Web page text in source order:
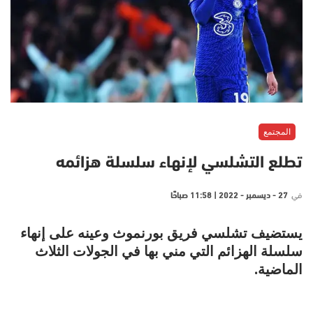
المجتمع
تطلع التشلسي لإنهاء سلسلة هزائمه
في 27 - ديسمبر - 2022 | 11:58 صباحًا
يستضيف تشلسي فريق بورنموث وعينه على إنهاء
سلسلة الهزائم التي مني بها في الجولات الثلاث
الماضية.